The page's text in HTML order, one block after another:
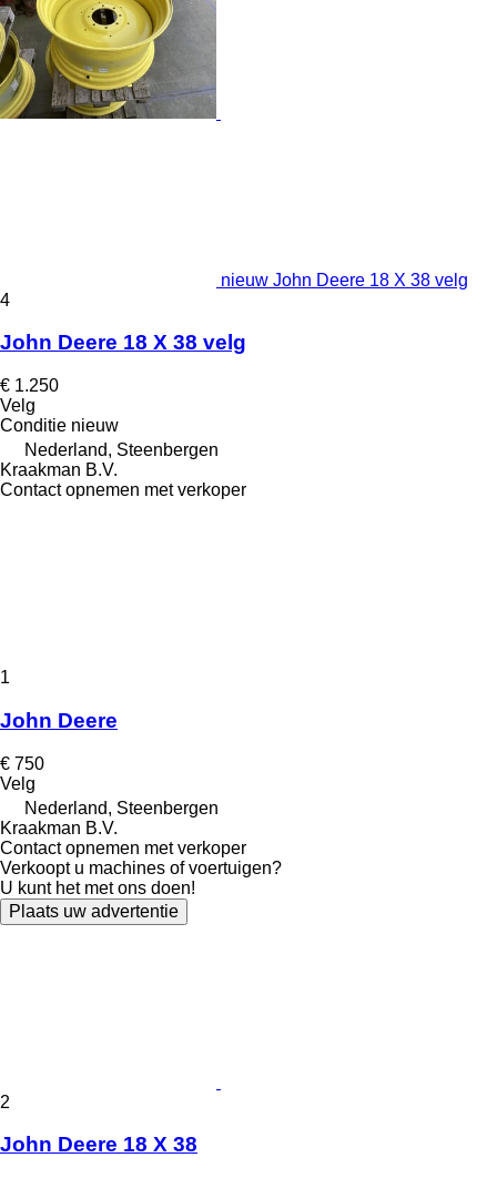
nieuw John Deere 18 X 38 velg
4
John Deere 18 X 38 velg
€ 1.250
Velg
Conditie nieuw
Nederland, Steenbergen
Kraakman B.V.
Contact opnemen met verkoper
1
John Deere
€ 750
Velg
Nederland, Steenbergen
Kraakman B.V.
Contact opnemen met verkoper
Verkoopt u machines of voertuigen?
U kunt het met ons doen!
Plaats uw advertentie
2
John Deere 18 X 38